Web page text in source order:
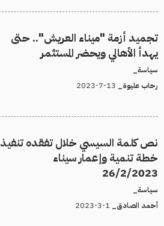
تجميد أزمة "ميناء العريش".. حتى
يهدأ الأهالي ويحضر المستثمر
سياسة_
رحاب عليوة_
نص كلمة السيسي خلال تفقده تنفيذ
خطة تنمية وإعمار سيناء
26/2/2023
سياسة_
أحمد الصادق_